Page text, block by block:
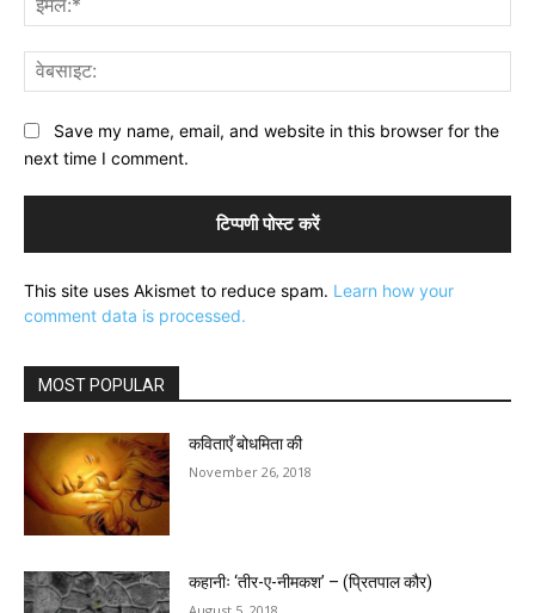
Save my name, email, and website in this browser for the
next time I comment.
This site uses Akismet to reduce spam. Learn how your
comment data is processed.
MOST POPULAR
कविताएँ बोधमिता की
November 26, 2018
कहानीः ‘तीर-ए-नीमकश’ – (प्रितपाल कौर)